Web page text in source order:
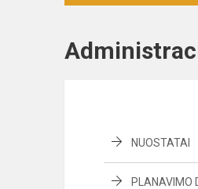
NUOSTATAI
PLANAVIMO